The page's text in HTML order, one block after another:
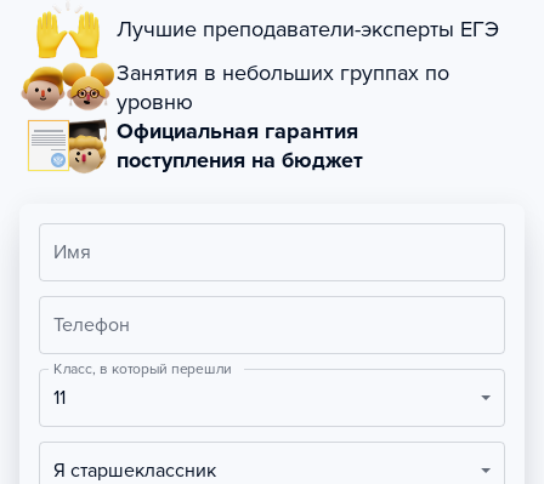
Лучшие преподаватели-эксперты ЕГЭ
Занятия в небольших группах по
уровню
Официальная гарантия
поступления на бюджет
Имя
Телефон
Класс, в который перешли
11
Я старшеклассник